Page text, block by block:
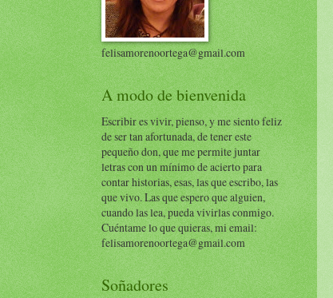
felisamorenoortega@gmail.com
A modo de bienvenida
Escribir es vivir, pienso, y me siento feliz
de ser tan afortunada, de tener este
pequeño don, que me permite juntar
letras con un mínimo de acierto para
contar historias, esas, las que escribo, las
que vivo. Las que espero que alguien,
cuando las lea, pueda vivirlas conmigo.
Cuéntame lo que quieras, mi email:
felisamorenoortega@gmail.com
Soñadores